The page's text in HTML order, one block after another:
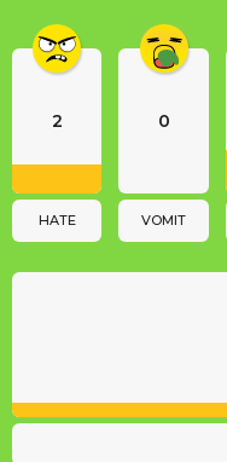
n
i
o
2
HATE
0
VOMIT